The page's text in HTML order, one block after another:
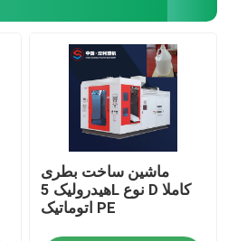
ماشین ساخت بطری
هیدرولیک 5L نوع D کاملا
اتوماتیک PE